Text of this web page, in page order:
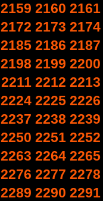
2159 2160 2161
2172 2173 2174
2185 2186 2187
2198 2199 2200
2211 2212 2213
2224 2225 2226
2237 2238 2239
2250 2251 2252
2263 2264 2265
2276 2277 2278
2289 2290 2291